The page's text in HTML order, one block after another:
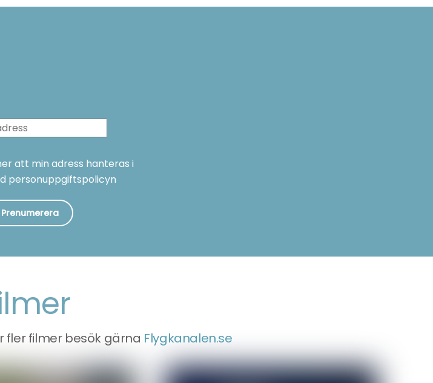
att min adress hanteras i
personuppgiftspolicyn
fler filmer besök gärna Flygkanalen.se